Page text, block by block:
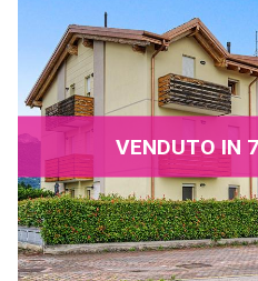
VENDUTO IN